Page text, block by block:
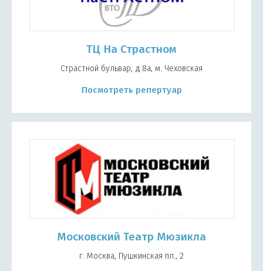
ТЦ На Страстном
Страстной бульвар, д.8а, м. Чеховская
Посмотреть репертуар
Московский Театр Мюзикла
г. Москва, Пушкинская пл., 2